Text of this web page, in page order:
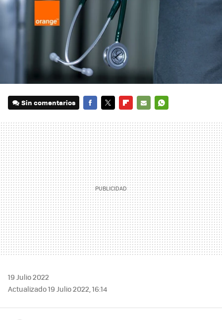
Sin comentarios
MAIL
19 Julio 2022
Actualizado 19 Julio 2022, 16:14